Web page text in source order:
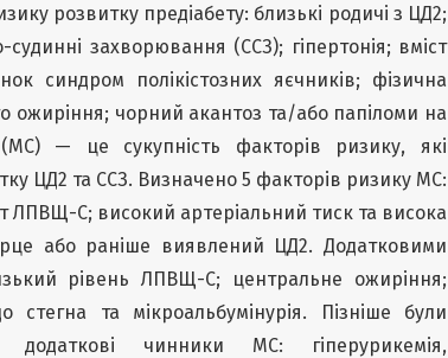
розвитку предіабету: близькі родичі з ЦД2;
захворювання (ССЗ); гіпертонія; вміст
синдром полікістозних яєчників; фізична
ожиріння; чорний акантоз та/або папіломи на
— це сукупність факторів ризику, які
ЦД2 та ССЗ. Визначено 5 факторів ризику МС:
ЛПВЩ-С; високий артеріальний тиск та висока
або раніше виявлений ЦД2. Додатковими
рівень ЛПВЩ-С; центральне ожиріння;
стегна та мікроальбумінурія. Пізніше були
чинники МС: гіперурикемія,